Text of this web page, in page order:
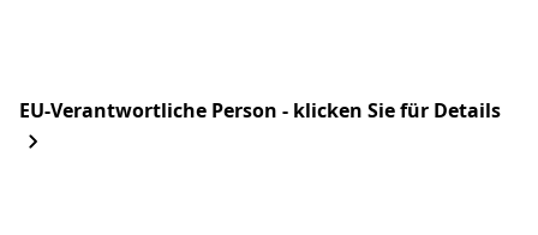
EU-Verantwortliche Person - klicken Sie für Details